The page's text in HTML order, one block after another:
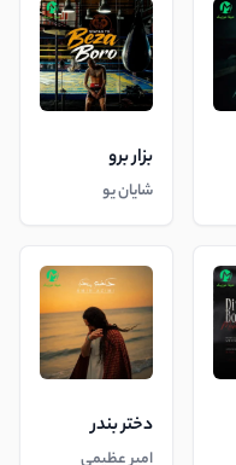
بزار برو
شایان یو
دختر بندر
امیر عظیمی